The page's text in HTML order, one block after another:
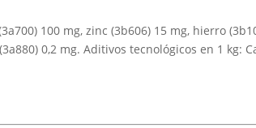
100 mg, zinc (3b606) 15 mg, hierro
0,2 mg. Aditivos tecnológicos en 1 kg: